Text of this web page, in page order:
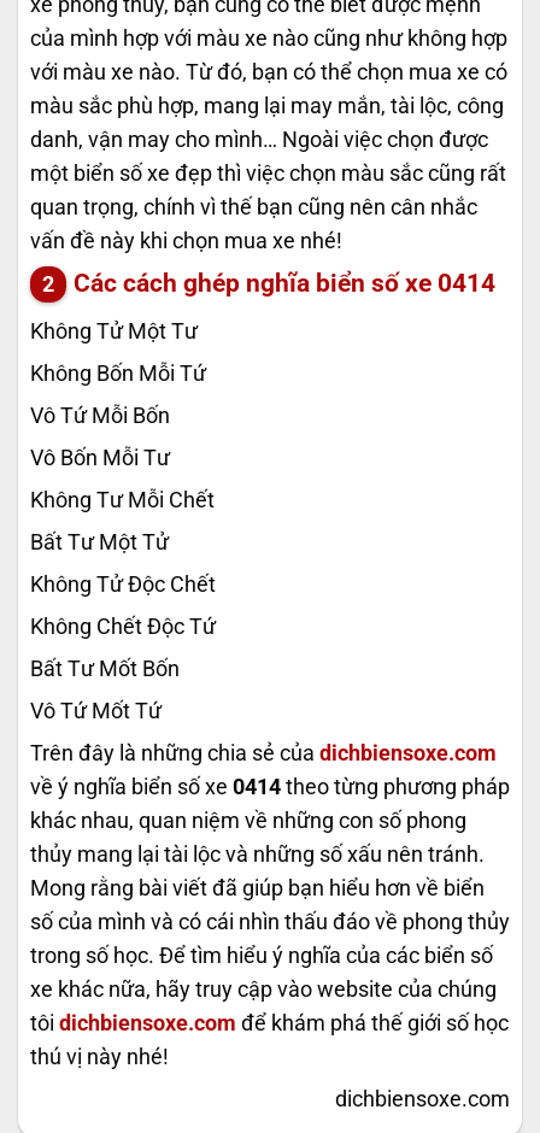
của mình hợp với màu xe nào cũng như không hợp
với màu xe nào. Từ đó, bạn có thể chọn mua xe có
màu sắc phù hợp, mang lại may mắn, tài lộc, công
danh, vận may cho mình… Ngoài việc chọn được
một biển số xe đẹp thì việc chọn màu sắc cũng rất
quan trọng, chính vì thế bạn cũng nên cân nhắc
vấn đề này khi chọn mua xe nhé!
Các cách ghép nghĩa biển số xe 0414
Không Tử Một Tư
Không Bốn Mỗi Tứ
Vô Tứ Mỗi Bốn
Vô Bốn Mỗi Tư
Không Tư Mỗi Chết
Bất Tư Một Tử
Không Tử Độc Chết
Không Chết Độc Tứ
Bất Tư Mốt Bốn
Vô Tứ Mốt Tứ
Trên đây là những chia sẻ của dichbiensoxe.com
về ý nghĩa biển số xe 0414 theo từng phương pháp
khác nhau, quan niệm về những con số phong
thủy mang lại tài lộc và những số xấu nên tránh.
Mong rằng bài viết đã giúp bạn hiểu hơn về biển
số của mình và có cái nhìn thấu đáo về phong thủy
trong số học. Để tìm hiểu ý nghĩa của các biển số
xe khác nữa, hãy truy cập vào website của chúng
tôi dichbiensoxe.com để khám phá thế giới số học
thú vị này nhé!
dichbiensoxe.com